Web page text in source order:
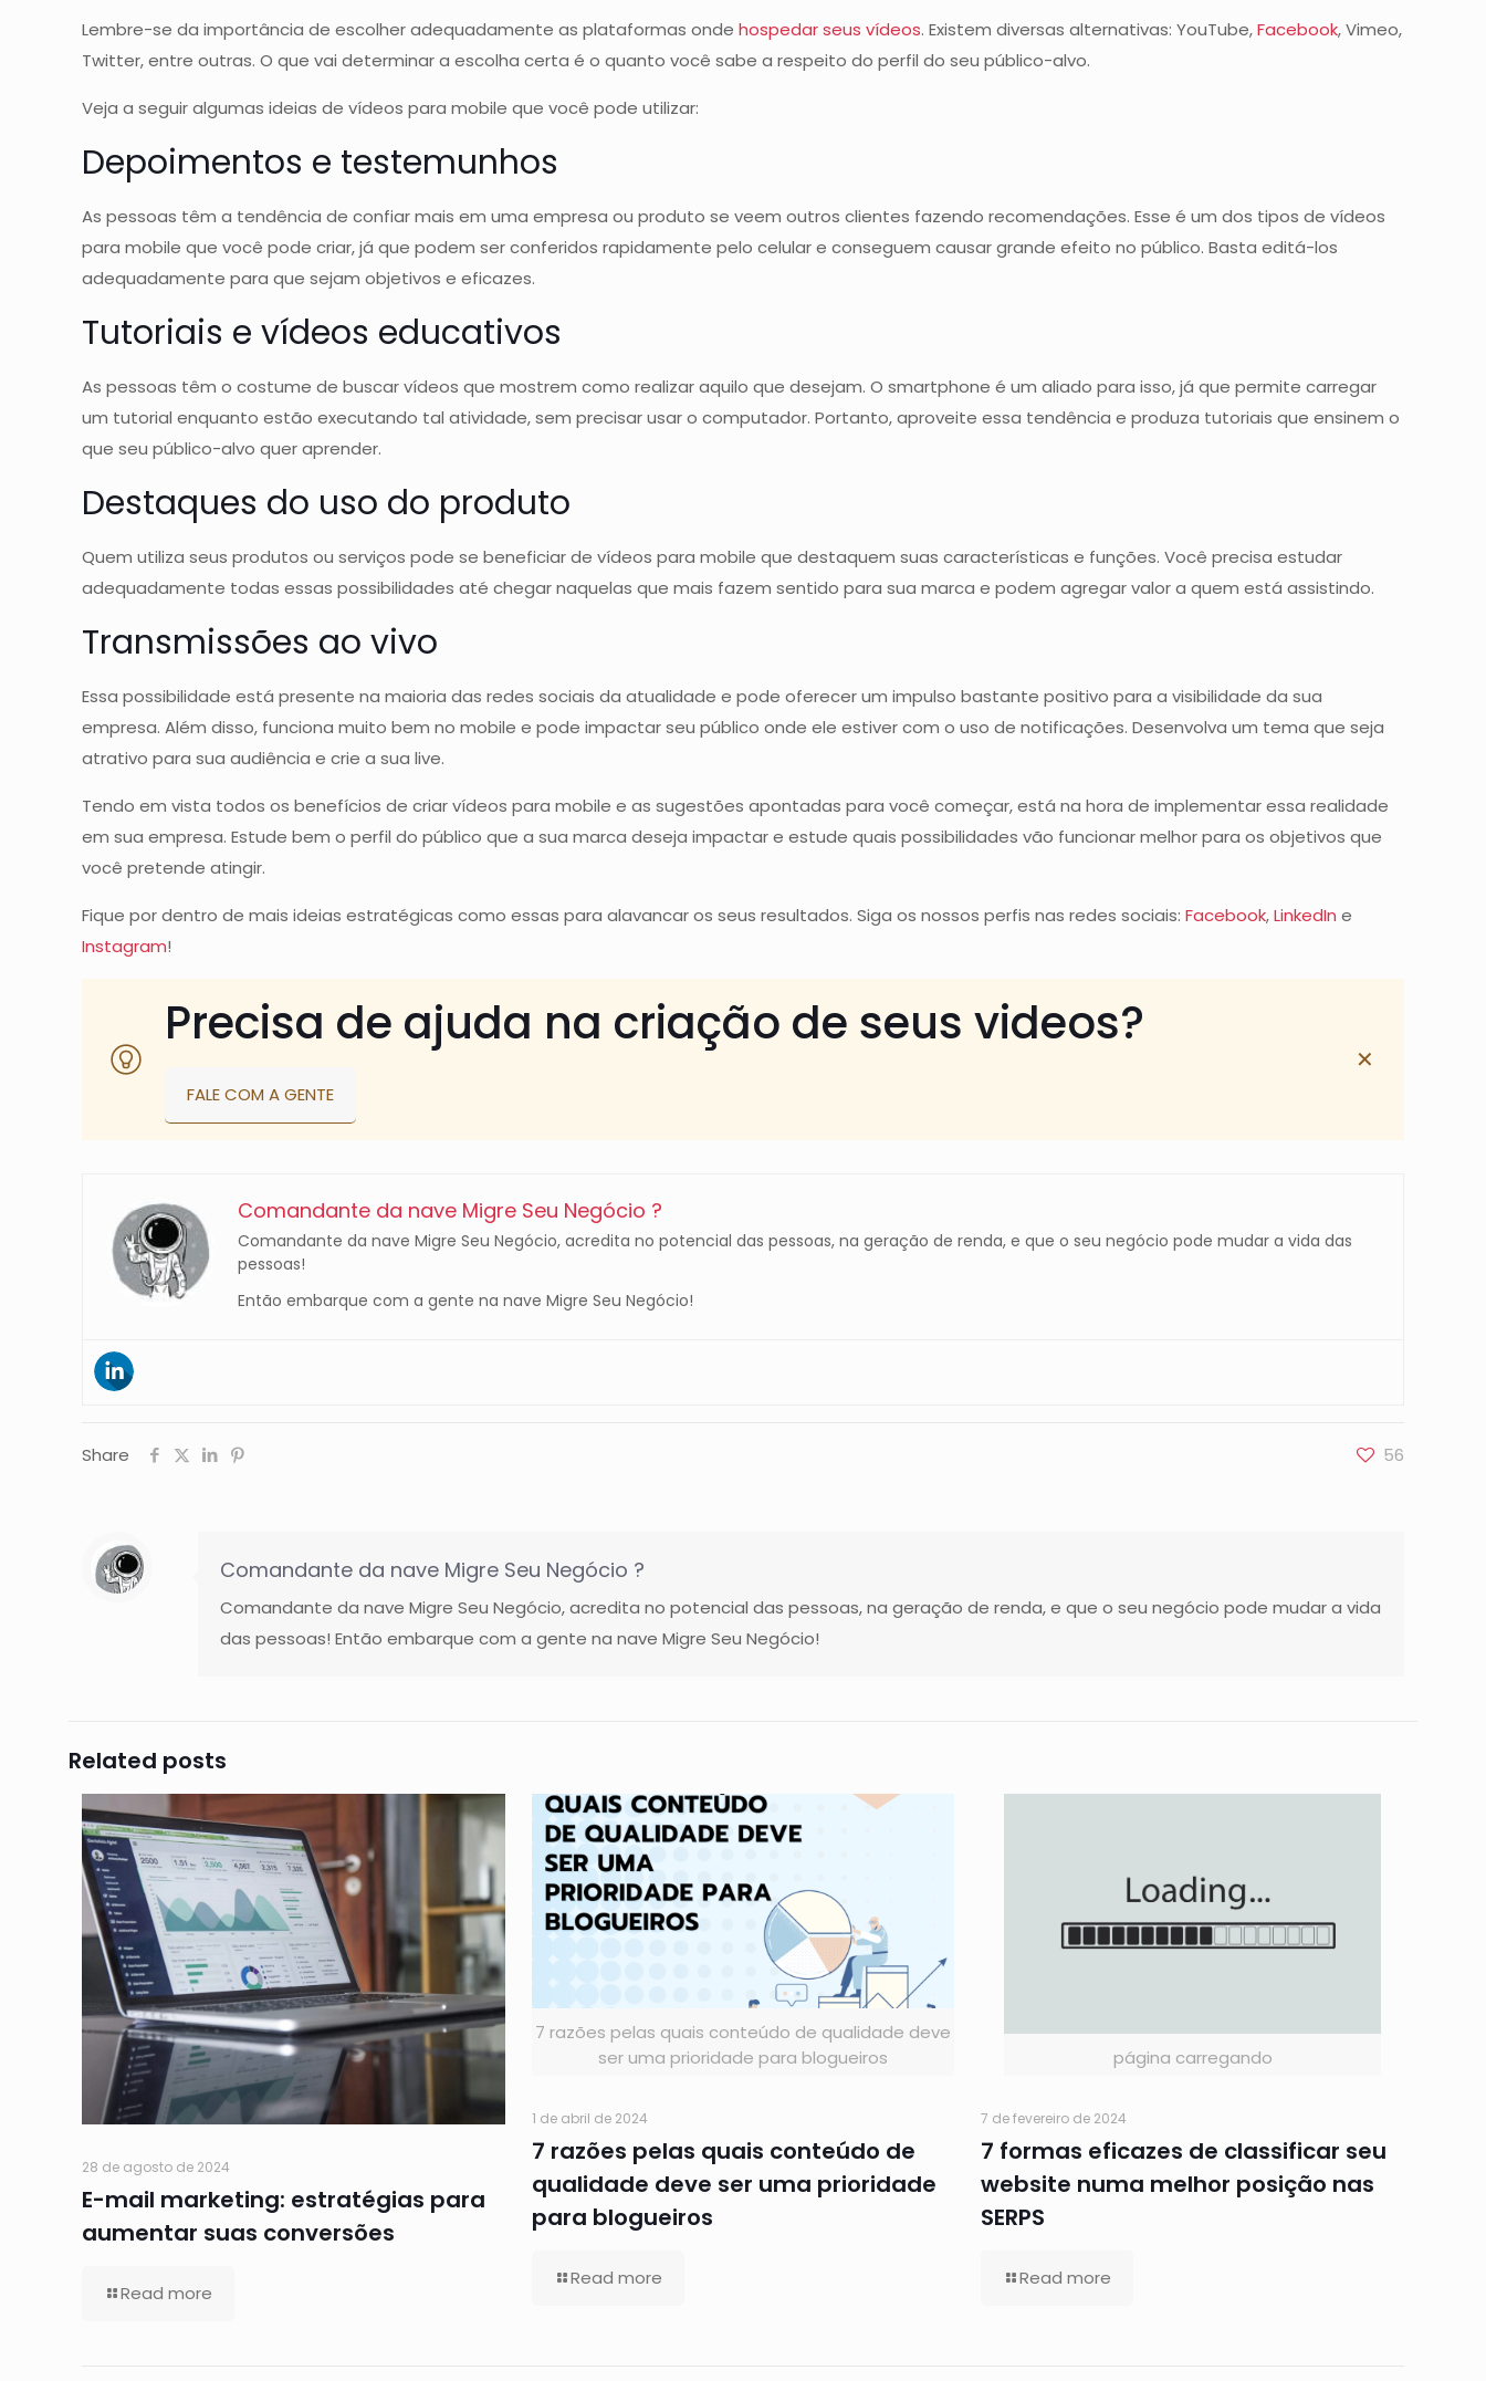
Lembre-se da importância de escolher adequadamente as plataformas ondehospedar seus vídeos. Existem diversas alternativas: YouTube,Facebook, Vimeo,
Twitter, entre outras. O que vai determinar a escolha certa é o quanto você sabe a respeito do perfil do seu público-alvo.
Veja a seguir algumas ideias de vídeos para mobile que você pode utilizar:
Depoimentos e testemunhos
As pessoas têm a tendência de confiar mais em uma empresa ou produto se veem outros clientes fazendo recomendações. Esse é um dos tipos de vídeos
para mobile que você pode criar, já que podem ser conferidos rapidamente pelo celular e conseguem causar grande efeito no público. Basta editá-los
adequadamente para que sejam objetivos e eficazes.
Tutoriais e vídeos educativos
As pessoas têm o costume de buscar vídeos que mostrem como realizar aquilo que desejam. O smartphone é um aliado para isso, já que permite carregar
um tutorial enquanto estão executando tal atividade, sem precisar usar o computador. Portanto, aproveite essa tendência e produza tutoriais que ensinem o
que seu público-alvo quer aprender.
Destaques do uso do produto
Quem utiliza seus produtos ou serviços pode se beneficiar de vídeos para mobile que destaquem suas características e funções. Você precisa estudar
adequadamente todas essas possibilidades até chegar naquelas que mais fazem sentido para sua marca e podem agregar valor a quem está assistindo.
Transmissões ao vivo
Essa possibilidade está presente na maioria das redes sociais da atualidade e pode oferecer um impulso bastante positivo para a visibilidade da sua
empresa. Além disso, funciona muito bem no mobile e pode impactar seu público onde ele estiver com o uso de notificações. Desenvolva um tema que seja
atrativo para sua audiência e crie a sua live.
Tendo em vista todos os benefícios de criar vídeos para mobile e as sugestões apontadas para você começar, está na hora de implementar essa realidade
em sua empresa. Estude bem o perfil do público que a sua marca deseja impactar e estude quais possibilidades vão funcionar melhor para os objetivos que
você pretende atingir.
Fique por dentro de mais ideias estratégicas como essas para alavancar os seus resultados. Siga os nossos perfis nas redes sociais:Facebook,LinkedIn e
Instagram!
Precisa de ajuda na criação de seus videos?
FALE COM A GENTE
✕
Comandante da nave Migre Seu Negócio ?
Comandante da nave Migre Seu Negócio, acredita no potencial das pessoas, na geração de renda, e que o seu negócio pode mudar a vida das
pessoas!
Então embarque com a gente na nave Migre Seu Negócio!
Share 56
Comandante da nave Migre Seu Negócio ?
Comandante da nave Migre Seu Negócio, acredita no potencial das pessoas, na geração de renda, e que o seu negócio pode mudar a vida
das pessoas! Então embarque com a gente na nave Migre Seu Negócio!
Related posts
28 de agosto de 2024
E-mail marketing: estratégias para
aumentar suas conversões
Read more
7 razões pelas quais conteúdo de qualidade deve
ser uma prioridade para blogueiros
1 de abril de 2024
7 razões pelas quais conteúdo de
qualidade deve ser uma prioridade
para blogueiros
Read more
página carregando
7 de fevereiro de 2024
7 formas eficazes de classificar seu
website numa melhor posição nas
SERPS
Read more